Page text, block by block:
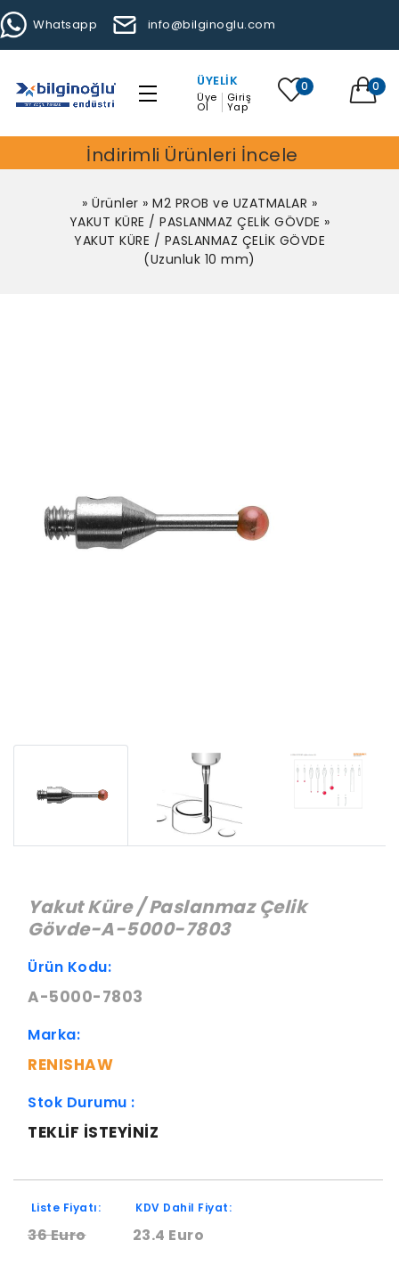
Whatsapp info@bilginoglu.com
ÜYELIK
Üye
Ol
Giriş
Yap
0 0
İndirimli Ürünleri İncele
» Ürünler » M2 PROB ve UZATMALAR »
YAKUT KÜRE / PASLANMAZ ÇELİK GÖVDE »
YAKUT KÜRE / PASLANMAZ ÇELİK GÖVDE
(Uzunluk 10 mm)
Yakut Küre / Paslanmaz Çelik
Gövde-A-5000-7803
Ürün Kodu:
A-5000-7803
Marka:
RENISHAW
Stok Durumu :
TEKLIF ISTEYINIZ
Liste Fiyatı:
36 Euro
KDV Dahil Fiyat:
23.4 Euro